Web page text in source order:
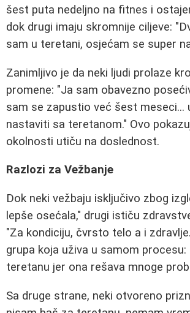
šest puta nedeljno na fitnes i
dok drugi imaju skromnije ciljeve:
sam u teretani, osjećam se super
Zanimljivo je da neki ljudi prolaze
promene: "Ja sam obavezno
sam se zapustio već šest meseci...
nastaviti sa teretanom." Ovo
okolnosti utiču na doslednost.
Razlozi za Vežbanje
Dok neki vežbaju isključivo zbog
lepše osećala," drugi ističu
"Za kondiciju, čvrsto telo a i
grupa koja uživa u samom procesu:
teretanu jer ona rešava mnoge
Sa druge strane, neki otvoreno